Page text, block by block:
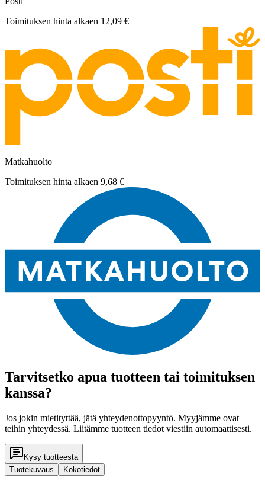
Toimituksen hinta alkaen 12,09 €
Matkahuolto
Toimituksen hinta alkaen 9,68 €
Tarvitsetko apua tuotteen tai toimituksen
kanssa?
Jos jokin mietityttää, jätä yhteydenottopyyntö. Myyjämme ovat
teihin yhteydessä. Liitämme tuotteen tiedot viestiin automaattisesti.
Kysy tuotteesta
Tuotekuvaus
Kokotiedot